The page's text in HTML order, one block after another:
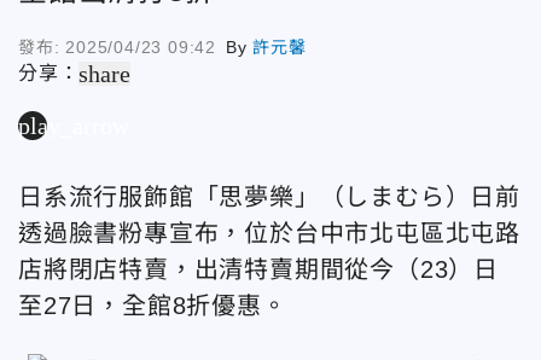
發布: 2025/04/23 09:42 By許元馨
分享：share
play_arrow
日系流行服飾館「思夢樂」（しまむら）日前
透過臉書粉專宣布，位於台中市北屯區北屯路
店將閉店特賣，出清特賣期間從今（23）日
至27日，全館8折優惠。